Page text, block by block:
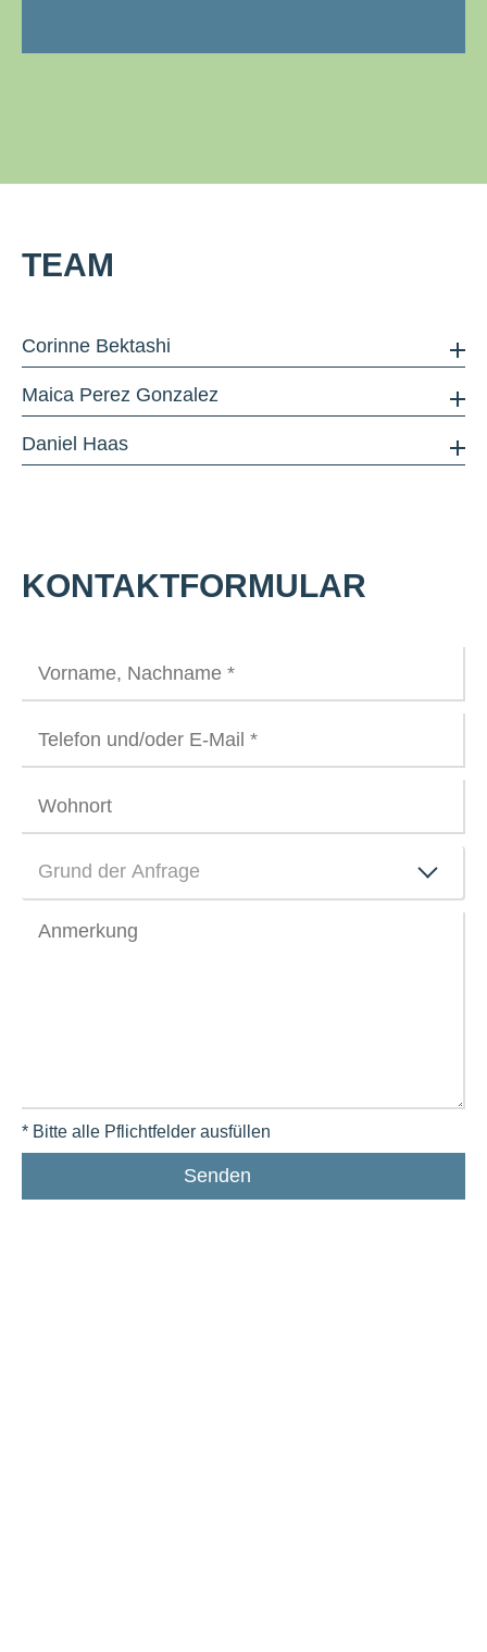
TEAM
Corinne Bektashi
Maica Perez Gonzalez
Daniel Haas
KONTAKTFORMULAR
Grund der Anfrage
* Bitte alle Pflichtfelder ausfüllen